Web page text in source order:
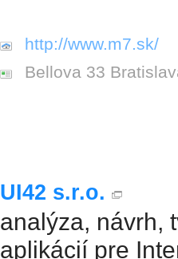
http://www.m7.sk/
Bellova 33
UI42 s.r.o.
analýza, návrh,
aplikácií pre